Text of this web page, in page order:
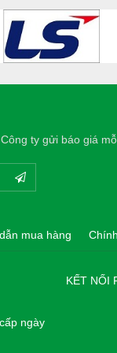
ty gửi báo giá
mua hàng
ngày
KẾT NỐI